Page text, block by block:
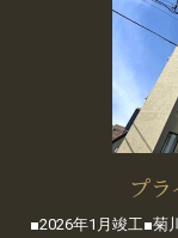
プ
■2026年1月竣工■菊